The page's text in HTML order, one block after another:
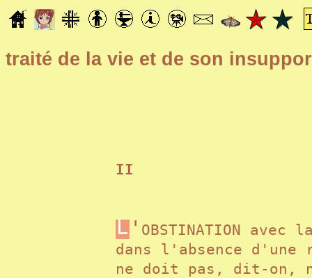
traité de la vie et de son
II
L' OBSTINATION
dans l'absence d'une
ne doit pas, dit-on,